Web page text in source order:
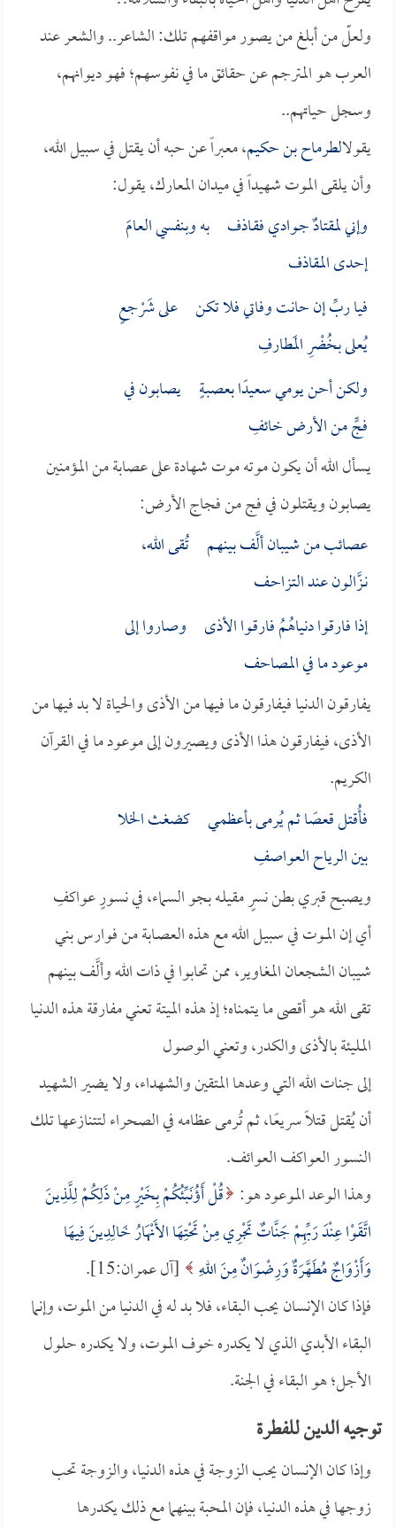
ولعلّ من أبلغ من يصور مواقفهم تلك: الشاعر.. والشعر عند
العرب هو المترجم عن حقائق ما في نفوسهم؛ فهو ديوانهم،
وسجل حياتهم..
يقولالطرماح بن حكيم، معبراً عن حبه أن يقتل في سبيل الله،
وأن يلقى الموت شهيداً في ميدان المعارك، يقول:
وإني لمقتادٌ جـوادي فقـاذف به وبنفسي العامَ
إحدى المقاذف
فيا ربِّ إن حانت وفاتي فلا تكن على شَرْجعٍ
يُعلى بخُضْرِ المَطارفِ
ولكن أحن يومي سعيدًا بعصبـةٍ يصابون في
فجٍّ من الأرض خائفِ
يسأل الله أن يكون موته موت شهادة على عصابة من المؤمنين
يصابون ويقتلون في فج من فجاج الأرض:
عصائب من شيبان ألَّف بينهـم تُقى الله،
نـزَّالون عند التزاحـف
إذا فارقوا دنياهُمُ فارقـوا الأذى وصاروا إلى
موعود ما في المصاحف
يفارقون الدنيا فيفارقون ما فيها من الأذى والحياة لا بد فيها من
الأذى، فيفارقون هذا الأذى ويصيرون إلى موعود ما في القرآن
الكريم.
فأُقتل قعصًا ثم يُرمى بأعظمـي كضغث الخلا
بين الرياح العواصفِ
ويصبح قبري بطن نسرٍ مقيلـه بجو السماء، في نسورٍ عواكفِ
أي إن المـوت في سبيـل الله مع هذه العصـابة من فوارس بني
شيبان الشجعان المغاوير، ممن تحابوا في ذات الله وألَّف بينهم
تقى الله هو أقصى ما يتمناه؛ إذ هذه الميتة تعني مفارقة هذه الدنيا
المليئة بالأذى والكدر، وتعني الوصول
إلى جنات الله التي وعدها المتقين والشهداء، ولا يضير الشهيد
أن يُقتل قتلاً سريعًا، ثم تُرمى عظامه في الصحراء لتتنازعها تلك
النسور العواكف العوائف.
وهذا الوعد الموعود هو: قُلْ أَؤُنَبِّئُكُمْ بِخَيْرٍ مِنْ ذَلِكُمْ لِلَّذِينَ
اتَّقَوْا عِنْدَ رَبِّهِمْ جَنَّاتٌ تَجْرِي مِنْ تَحْتِهَا الأَنْهَارُ خَالِدِينَ فِيهَا
وَأَزْوَاجٌ مُطَهَّرَةٌ وَرِضْوَانٌ مِنَ اللهِ [آل عمران:15].
فإذا كان الإنسان يحب البقاء، فلا بد له في الدنيا من الموت، وإنما
البقاء الأبدي الذي لا يكدره خوف الموت، ولا يكدره حلول
الأجل؛ هو البقاء في الجنة.
توجيه الدين للفطرة
وإذا كان الإنسان يحب الزوجة في هذه الدنيا، والزوجة تحب
زوجها في هذه الدنيا، فإن المحبة بينهما مع ذلك يكدرها